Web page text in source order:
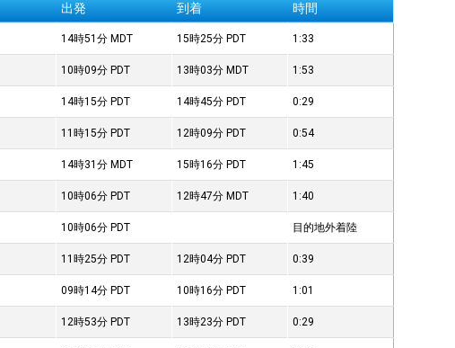
出発 到着 時間
14時51分 MDT 15時25分 PDT 1:33
10時09分 PDT 13時03分 MDT 1:53
14時15分 PDT 14時45分 PDT 0:29
11時15分 PDT 12時09分 PDT 0:54
14時31分 MDT 15時16分 PDT 1:45
10時06分 PDT 12時47分 MDT 1:40
10時06分 PDT 目的地外着陸
11時25分 PDT 12時04分 PDT 0:39
09時14分 PDT 10時16分 PDT 1:01
12時53分 PDT 13時23分 PDT 0:29